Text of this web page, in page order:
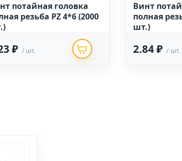
потайная головка
резьба PZ 4*6 (2000
₽ / шт.
Винт
полная
шт.)
2.84 ₽ / шт.